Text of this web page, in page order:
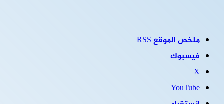
ملخص الموقع RSS
فيسبوك
‫X
‫YouTube